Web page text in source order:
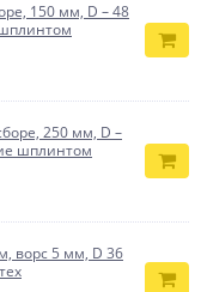
150 мм, D – 48
250 мм, D –
шплинтом
ворс 5 мм, D 36